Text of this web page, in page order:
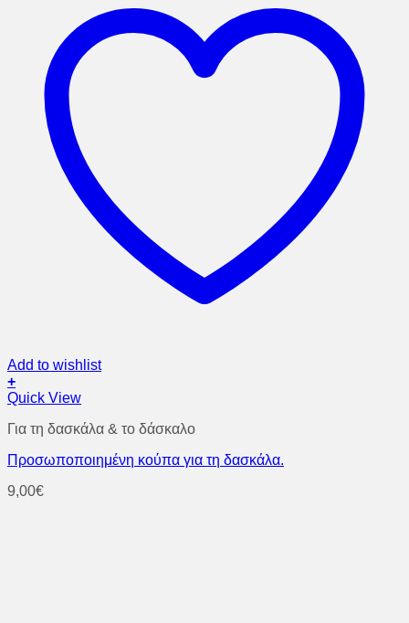
Add to wishlist
+
Quick View
Για τη δασκάλα & το δάσκαλο
Προσωποποιημένη κούπα για τη δασκάλα.
9,00€